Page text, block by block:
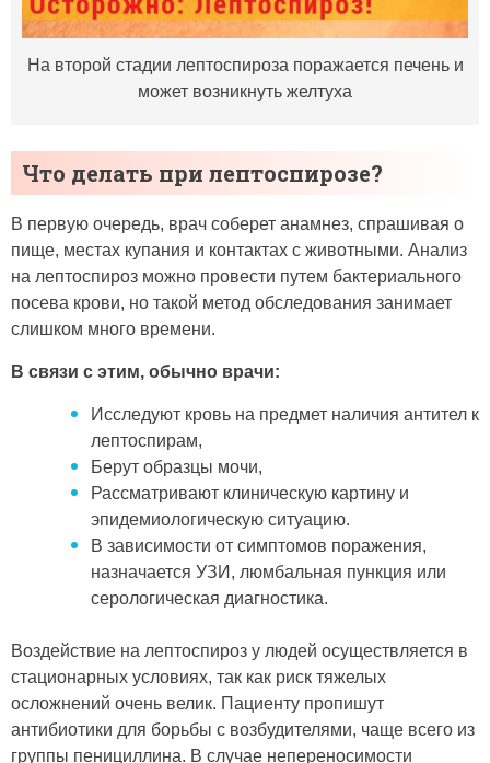
На второй стадии лептоспироза поражается печень и
может возникнуть желтуха
Что делать при лептоспирозе?
В первую очередь, врач соберет анамнез, спрашивая о
пище, местах купания и контактах с животными. Анализ
на лептоспироз можно провести путем бактериального
посева крови, но такой метод обследования занимает
слишком много времени.
В связи с этим, обычно врачи:
Исследуют кровь на предмет наличия антител к
лептоспирам,
Берут образцы мочи,
Рассматривают клиническую картину и
эпидемиологическую ситуацию.
В зависимости от симптомов поражения,
назначается УЗИ, люмбальная пункция или
серологическая диагностика.
Воздействие на лептоспироз у людей осуществляется в
стационарных условиях, так как риск тяжелых
осложнений очень велик. Пациенту пропишут
антибиотики для борьбы с возбудителями, чаще всего из
группы пенициллина. В случае непереносимости